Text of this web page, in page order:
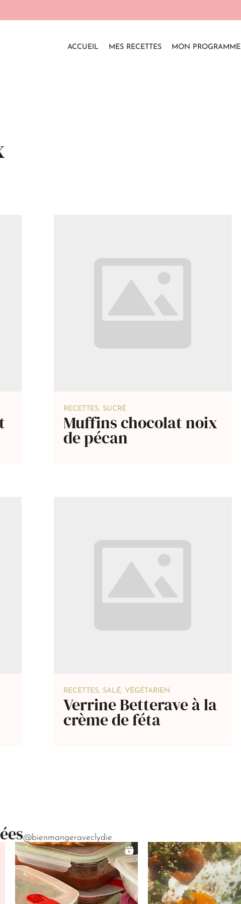
ACCUEIL MES RECETTES MON PROGRAMME
RECETTES, SUCRÉ
Muffins chocolat noix
de pécan
RECETTES, SALÉ, VÉGÉTARIEN
Verrine Betterave à la
crème de féta
@bienmangeraveclydie